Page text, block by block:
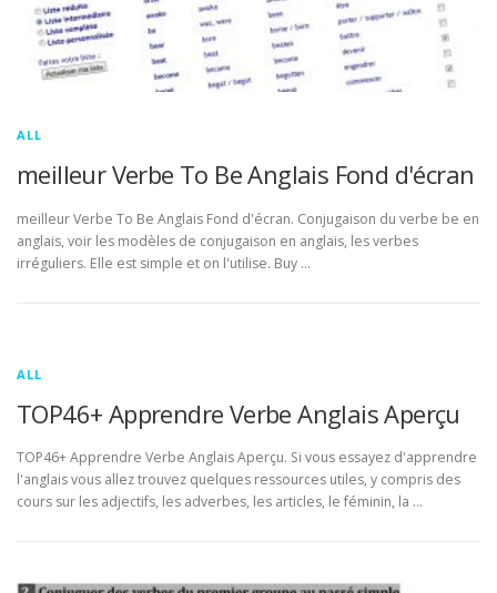
ALL
meilleur Verbe To Be Anglais Fond d'écran
meilleur Verbe To Be Anglais Fond d'écran. Conjugaison du verbe be en
anglais, voir les modèles de conjugaison en anglais, les verbes
irréguliers. Elle est simple et on l'utilise. Buy …
ALL
TOP46+ Apprendre Verbe Anglais Aperçu
TOP46+ Apprendre Verbe Anglais Aperçu. Si vous essayez d'apprendre
l'anglais vous allez trouvez quelques ressources utiles, y compris des
cours sur les adjectifs, les adverbes, les articles, le féminin, la …